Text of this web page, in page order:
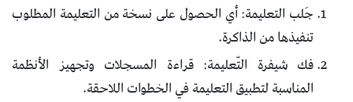
جَلب التعليمة: أي الحصول على نسخة من التعليمة المطلوب
تنفيذها من الذاكرة.
فك شيفرة التّعليمة: قراءة المسجلات وتجهيز الأنظمة
المناسبة لتطبيق التعليمة في الخطوات اللاحقة.